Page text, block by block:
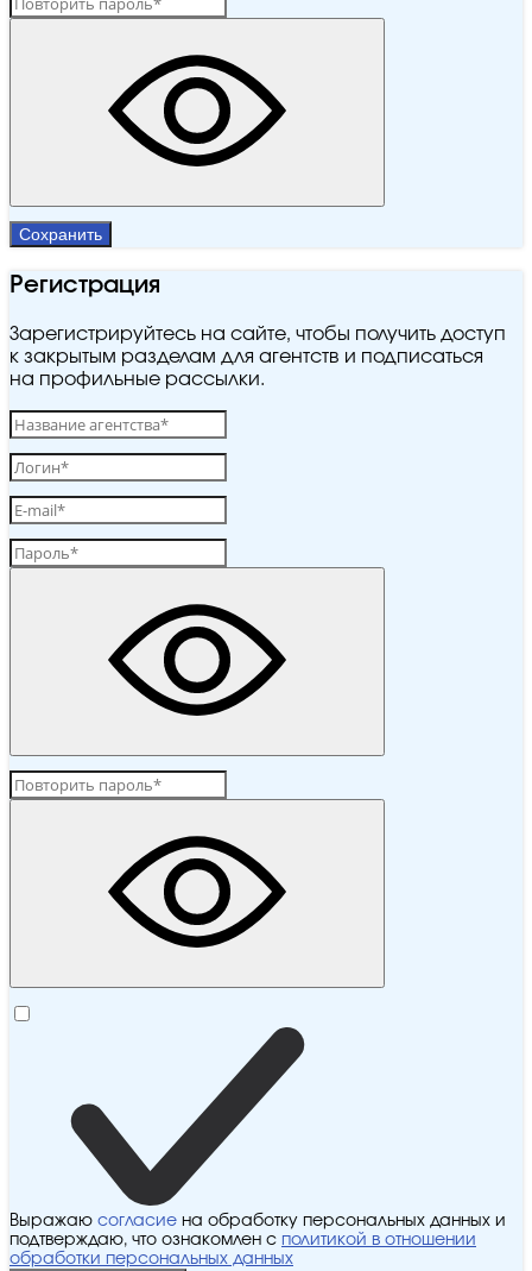
Сохранить
Регистрация
Зарегистрируйтесь на сайте, чтобы получить доступ
к закрытым разделам для агентств и подписаться
на профильные рассылки.
Выражаю согласие на обработку персональных данных и
подтверждаю, что ознакомлен с политикой в отношении
обработки персональных данных